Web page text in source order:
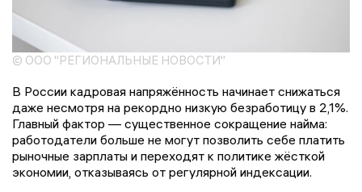
© ООО "РЕГИОНАЛЬНЫЕ НОВОСТИ"
В России кадровая напряжённость начинает снижаться
даже несмотря на рекордно низкую безработицу в 2,1%.
Главный фактор — существенное сокращение найма:
работодатели больше не могут позволить себе платить
рыночные зарплаты и переходят к политике жёсткой
экономии, отказываясь от регулярной индексации.